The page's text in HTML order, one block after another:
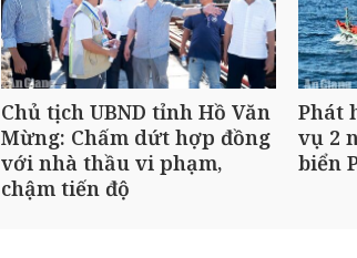
Chủ tịch UBND tỉnh Hồ Văn
Mừng: Chấm dứt hợp đồng
với nhà thầu vi phạm,
chậm tiến độ
Phát
vụ 2
biển